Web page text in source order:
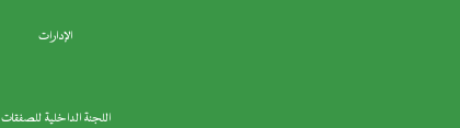
الإدارات
اللجنة الداخلية للصفقات